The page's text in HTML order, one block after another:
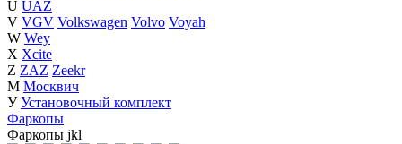
U UAZ
V VGV Volkswagen Volvo Voyah
W Wey
X Xcite
Z ZAZ Zeekr
М Москвич
У Установочный комплект
Фаркопы
Фаркопы jkl